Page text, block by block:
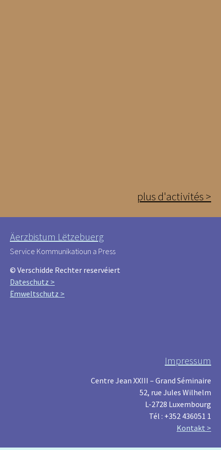
plus d'activités >
Äerzbistum Lëtzebuerg
Service Kommunikatioun a Press
© Verschidde Rechter reservéiert
Dateschutz >
Ëmweltschutz >
Impressum
Centre Jean XXIII – Grand Séminaire
52, rue Jules Wilhelm
L-2728 Luxembourg
Tél : +352 436051 1
Kontakt >